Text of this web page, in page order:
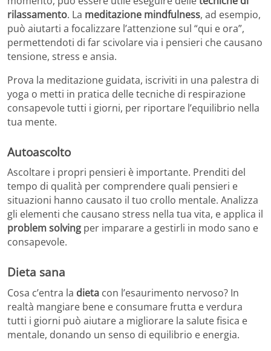
rilassamento. La meditazione mindfulness, ad esempio,
può aiutarti a focalizzare l’attenzione sul “qui e ora”,
permettendoti di far scivolare via i pensieri che causano
tensione, stress e ansia.
Prova la meditazione guidata, iscriviti in una palestra di
yoga o metti in pratica delle tecniche di respirazione
consapevole tutti i giorni, per riportare l’equilibrio nella
tua mente.
Autoascolto
Ascoltare i propri pensieri è importante. Prenditi del
tempo di qualità per comprendere quali pensieri e
situazioni hanno causato il tuo crollo mentale. Analizza
gli elementi che causano stress nella tua vita, e applica il
problem solving per imparare a gestirli in modo sano e
consapevole.
Dieta sana
Cosa c’entra la dieta con l’esaurimento nervoso? In
realtà mangiare bene e consumare frutta e verdura
tutti i giorni può aiutare a migliorare la salute fisica e
mentale, donando un senso di equilibrio e energia.